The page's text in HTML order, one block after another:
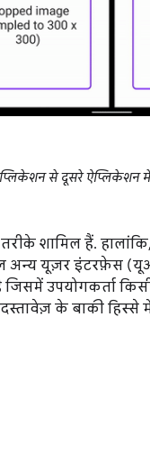
से दूसरे ऐप्लिकेशन
शामिल हैं.
अन्य यूज़र इंटरफ़ेस
उपयोगकर्ता
के बाकी हिस्से